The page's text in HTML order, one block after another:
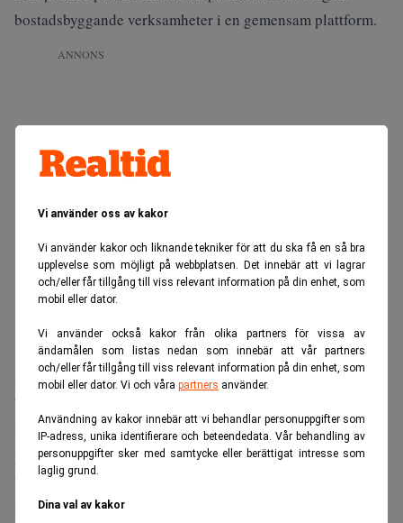
Vi använder oss av kakor
Vi använder kakor och liknande tekniker för att du ska få en så bra
upplevelse som möjligt på webbplatsen. Det innebär att vi lagrar
och/eller får tillgång till viss relevant information på din enhet, som
mobil eller dator.
Vi använder också kakor från olika partners för vissa av
ändamålen som listas nedan som innebär att vår partners
och/eller får tillgång till viss relevant information på din enhet, som
mobil eller dator. Vi och våra partners använder.
Användning av kakor innebär att vi behandlar personuppgifter som
IP-adress, unika identifierare och beteendedata. Vår behandling av
personuppgifter sker med samtycke eller berättigat intresse som
laglig grund.
Dina val av kakor
bostadsbyggande verksamheter i en gemensam plattform.
ANNONS
Affären breddar en redan stor närvaro inom
bostadssektorn.
Berkshire äger sedan tidigare tillverkaren av
prefabricerade hus Clayton Homes, flera
byggproduktbolag samt mäklarnätverket Berkshire
Hathaway HomeServices.